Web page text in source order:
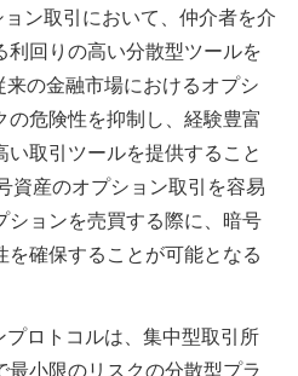
ン取引において、仲介者を介
利回りの高い分散型ツールを
の金融市場におけるオプシ
の危険性を抑制し、経験豊富
取引ツールを提供すること
資産のオプション取引を容易
ションを売買する際に、暗号
確保することが可能となる
ロトコルは、集中型取引所
小限のリスクの分散型プラ